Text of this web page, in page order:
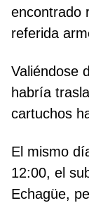
encontrado
referida
Valiéndose
habría
cartuchos
El mismo
12:00, el
Echagüe,